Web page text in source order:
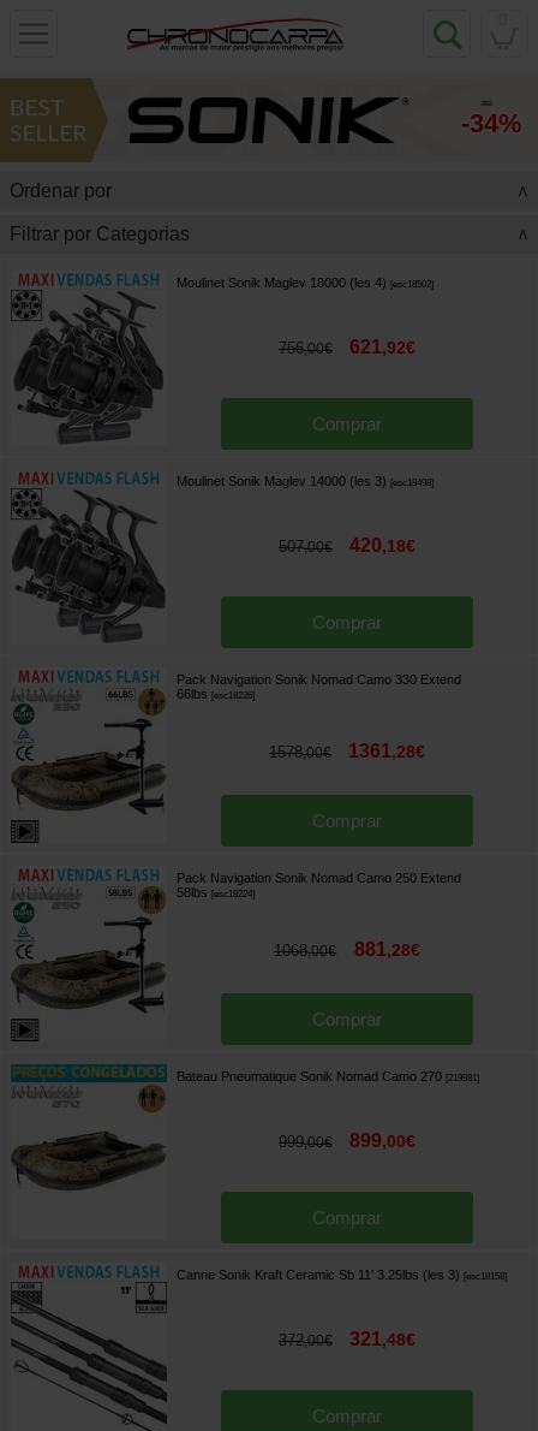
até
-34%
Ordenar por >
Filtrar por Categorias >
Moulinet Sonik Maglev 18000 (les 4) [esc18502]
756,00€ 621,92€
Comprar
Moulinet Sonik Maglev 14000 (les 3) [esc18498]
507,00€ 420,18€
Comprar
Pack Navigation Sonik Nomad Camo 330 Extend
66lbs
[esc18226]
1578,00€ 1361,28€
Comprar
Pack Navigation Sonik Nomad Camo 250 Extend
58lbs
[esc18224]
1068,00€ 881,28€
Comprar
Bateau Pneumatique Sonik Nomad Camo 270 219981]
999,00€ 899,00€
Comprar
Canne Sonik Kraft Ceramic Sb 11' 3.25lbs (les 3) [esc18158]
372,00€ 321,48€
Comprar